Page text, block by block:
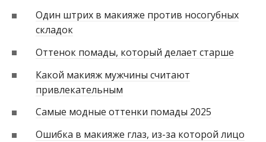
Один штрих в макияже против носогубных
складок
Оттенок помады, который делает старше
Какой макияж мужчины считают
привлекательным
Самые модные оттенки помады 2025
Ошибка в макияже глаз, из-за которой лицо